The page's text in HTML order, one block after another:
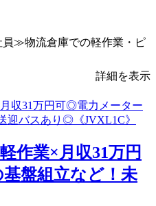
≫物流倉庫での軽作業・ピ
詳細を表示
作業×月収31万円
盤組立など！未